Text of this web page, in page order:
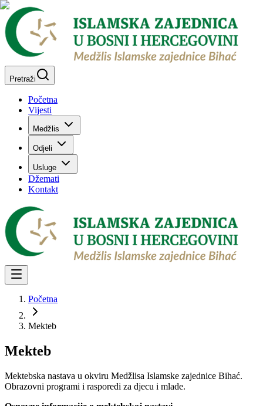
Pretraži
Početna
Vijesti
Medžlis
Odjeli
Usluge
Džemati
Kontakt
Početna
Mekteb
Mekteb
Mektebska nastava u okviru Medžlisa Islamske zajednice Bihać.
Obrazovni programi i rasporedi za djecu i mlade.